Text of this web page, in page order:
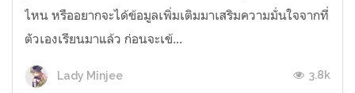
ไหน หรืออยากจะได้ข้อมูลเพิ่มเติมมาเสริมความมั่นใจจากที่
ตัวเองเรียนมาแล้ว ก่อนจะเข้...
Lady Minjee 3.8k